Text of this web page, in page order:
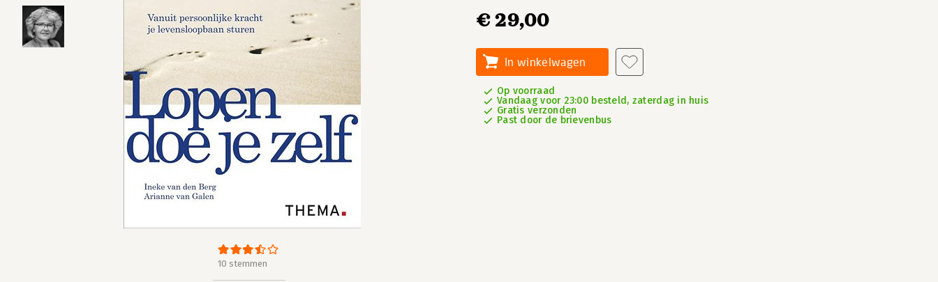
10 stemmen
€ 29,00
In winkelwagen
Op voorraad
Vandaag voor 23:00 besteld, zaterdag in huis
Gratis verzonden
Past door de brievenbus